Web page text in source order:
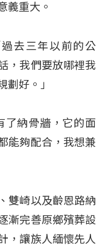
義重大。
去三年以前的公
，我們要放哪裡我
好。」
了納骨牆，它的面
能夠配合，我想兼
雙崎以及齡恩路納
漸完善原鄉殯葬設
，讓族人緬懷先人